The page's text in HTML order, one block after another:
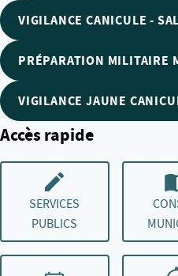
VIGILANCE CANICULE -
PRÉPARATION MILITAIRE
VIGILANCE JAUNE
Accès rapide
SERVICES
PUBLICS